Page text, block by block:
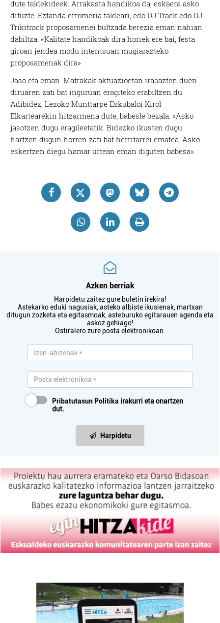
dute taldekideek. Arrakasta handikoa da, eskaera asko
dituzte. Eztanda erromeria taldeari, edo DJ Track edo DJ
Trikitrack proposamenei bultzada berezia eman nahian
dabiltza. «Kalitate handikoak dira horiek ere bai, festa
giroan jendea modu intentsuan mugiarazteko
proposamenak dira».
Jaso eta eman. Matrakak aktuazioetan irabazten duen
diruaren zati bat inguruan eragiteko erabiltzen du.
Adibidez, Lezoko Munttarpe Eskubaloi Kirol
Elkartearekin hitzarmena dute, babesle bezala. «Asko
jasotzen dugu eragileetatik. Bidezko ikusten dugu
hartzen dugun horren zati bat herritarrei ematea. Asko
eskertzen diegu hamar urtean eman diguten babesa».
Azken berriak
Harpidetu zaitez gure buletin irekira!
Astekarko eduki nagusiak, asteko albiste ikusienak, martxan
ditugun zozketa eta egitasmoak, asteburuko egitarauen agenda eta
askoz gehiago!
Ostiralero zure posta elektronikoan.
Pribatutasun Politika irakurri eta onartzen
dut.
Harpidetu